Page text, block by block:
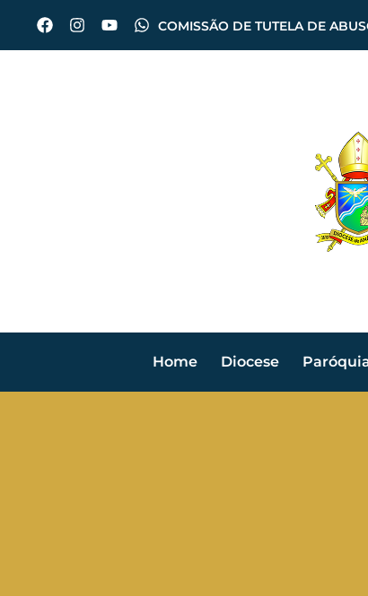
COMISSÃO DE TUTELA DE
Home Diocese